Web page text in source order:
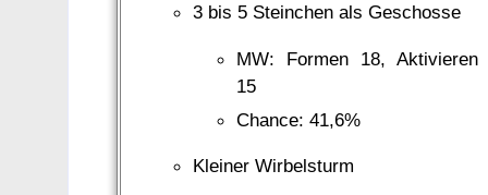
3 bis 5 Steinchen als Geschosse
MW: Formen 18, Aktivieren
15
Chance: 41,6%
Kleiner Wirbelsturm